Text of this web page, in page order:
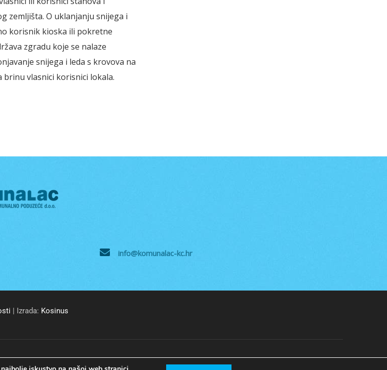
zemljišta. O uklanjanju snijega i
korisnik kioska ili pokretne
zgradu koje se nalaze
snijega i leda s krovova na
vlasnici korisnici lokala.
info@komunalac-kc.hr
| Izrada: Kosinus
Koprivnica d.o.o. Sva prava pridržana.